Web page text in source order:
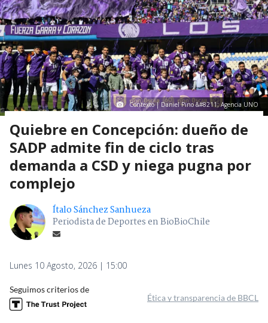
Contexto | Daniel Pino &#8211; Agencia UNO
Quiebre en Concepción: dueño de
SADP admite fin de ciclo tras
demanda a CSD y niega pugna por
complejo
Ítalo Sánchez Sanhueza
Periodista de Deportes en BioBioChile
Lunes 10 Agosto, 2026 | 15:00
Seguimos criterios de
Ética y transparencia de BBCL